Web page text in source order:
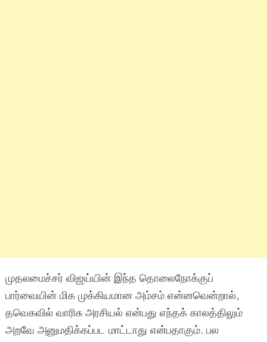
முதலமைச்சர் விஜய்யின் இந்த தொலைநோக்குப்
பார்வையின் மிக முக்கியமான அம்சம் என்னவென்றால்,
தவெகவில் வாரிசு அரசியல் என்பது எந்தக் காலத்திலும்
அறவே அனுமதிக்கப்பட மாட்டாது என்பதாகும். பல